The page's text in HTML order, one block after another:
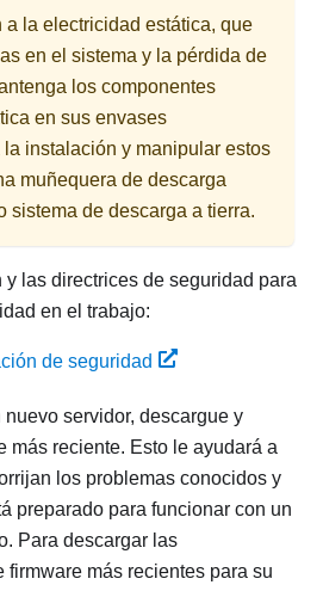
a la electricidad estática, que
en el sistema y la pérdida de
los componentes
en sus envases
instalación y manipular estos
muñequera de descarga
sistema de descarga a tierra.
y las directrices de seguridad para
en el trabajo:
de seguridad
servidor, descargue y
más reciente. Esto le ayudará a
los problemas conocidos y
preparado para funcionar con un
Para descargar las
firmware más recientes para su